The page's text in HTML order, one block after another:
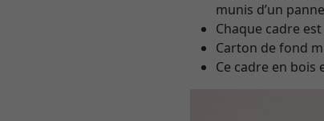
munis d’un
Chaque cadre
Carton de fond
Ce cadre en